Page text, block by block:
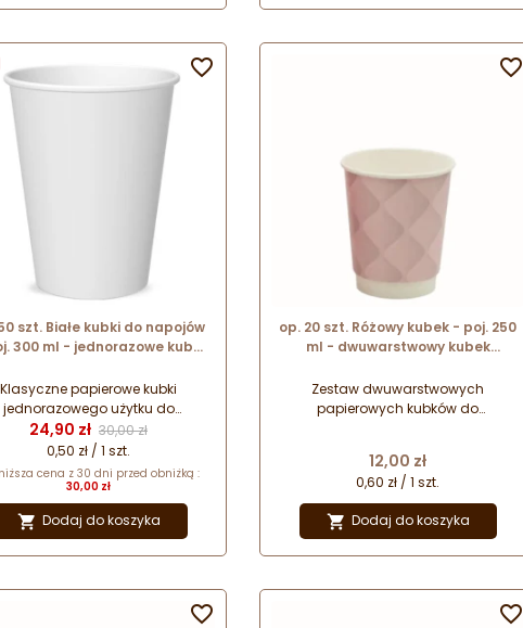
szt. Białe kubki do napojów
300 ml - jednorazowe kubki
mm
Klasyczne papierowe kubki
jednorazowego użytku do
zimnych i ciepłych
Papierowe kubki pokryte
foli polietylenowej, która
zabezpiecza papier przez
Produkt zawiera
plastik.
Cena
24,90 zł Cena podstawowa
30,00 zł
0,50 zł / 1 szt.
cena z 30 dni przed obniżką :
30,00 zł
 Dodaj do koszyka

op. 20 szt. Różowy kubek - poj. 250
ml - dwuwarstwowy kubek
śr. 80 mm x wys. 91 mm
Zestaw dwuwarstwowych
papierowych kubków do
wykonane kubki w pięknych
pastelowych odcieniach.
Oryginalny wzór z trójwymiarowym
efektem wizualnym. Wykonane z
materiałów przeznaczonych do
Cena
12,00 zł
0,60 zł / 1 szt.
 Dodaj do koszyka

 